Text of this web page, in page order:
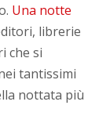
Una notte
librerie
che si
tantissimi
nottata più